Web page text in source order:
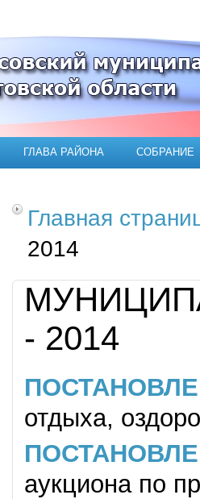
Марксовского
ГЛАВА РАЙОНА СОБРАНИЕ
Главная
2014
- 2014
отдыха,
аукциона по